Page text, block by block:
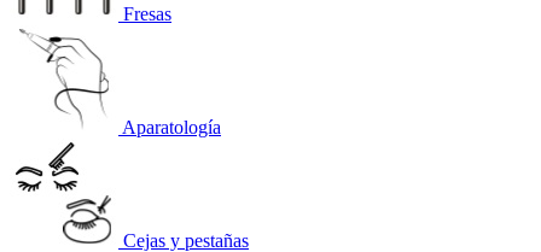
Fresas
Aparatología
Cejas y pestañas